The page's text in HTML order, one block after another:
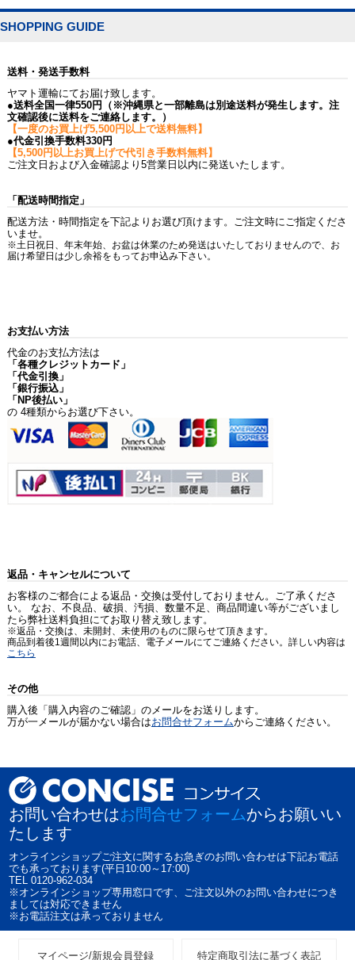
SHOPPING GUIDE
送料・発送手数料
ヤマト運輸にてお届け致します。
●送料全国一律550円（※沖縄県と一部離島は別途送料が発生します。注
文確認後に送料をご連絡します。）
【一度のお買上げ5,500円以上で送料無料】
●代金引換手数料330円
【5,500円以上お買上げで代引き手数料無料】
ご注文日および入金確認より5営業日以内に発送いたします。
「配送時間指定」
配送方法・時間指定を下記よりお選び頂けます。ご注文時にご指定くださ
いませ。
※土日祝日、年末年始、お盆は休業のため発送はいたしておりませんので、お
届け希望日は少し余裕をもってお申込み下さい。
お支払い方法
代金のお支払方法は
「各種クレジットカード」
「代金引換」
「銀行振込」
「NP後払い」
の 4種類からお選び下さい。
返品・キャンセルについて
お客様のご都合による返品・交換は受付しておりません。ご了承くださ
い。 なお、不良品、破損、汚損、数量不足、商品間違い等がございまし
たら弊社送料負担にてお取り替え致します。
※返品・交換は、未開封、未使用のものに限らせて頂きます。
商品到着後1週間以内にお電話、電子メールにてご連絡ください。詳しい内容は
こちら
その他
購入後「購入内容のご確認」のメールをお送りします。
万が一メールが届かない場合はお問合せフォームからご連絡ください。
お問い合わせはお問合せフォームからお願いい
たします
オンラインショップご注文に関するお急ぎのお問い合わせは下記お電話
でも承っております(平日10:00～17:00)
TEL 0120-962-034
※オンラインショップ専用窓口です、ご注文以外のお問い合わせにつき
ましては対応できません
※お電話注文は承っておりません
マイページ/新規会員登録 特定商取引法に基づく表記